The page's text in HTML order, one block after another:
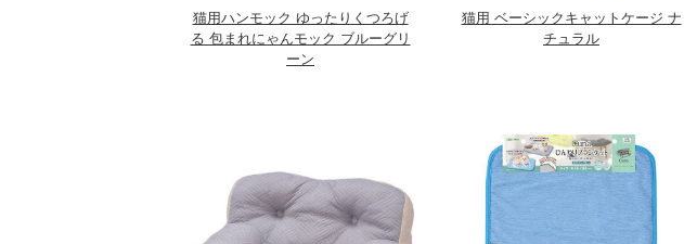
猫用ハンモック ゆったりくつろげ
る 包まれにゃんモック ブルーグリ
ーン
猫用 ベーシックキャットケージ ナ
チュラル